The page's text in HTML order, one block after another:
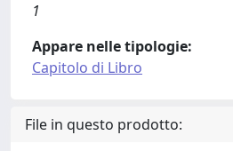
1
Appare nelle tipologie:
Capitolo di Libro
File in questo prodotto: